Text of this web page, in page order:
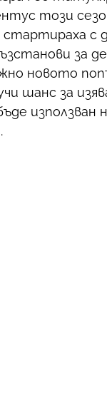
този
с
за
новото
шанс за
използван